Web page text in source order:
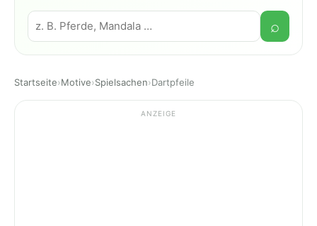
Suche
⌕
Startseite›Motive›Spielsachen›Dartpfeile
ANZEIGE